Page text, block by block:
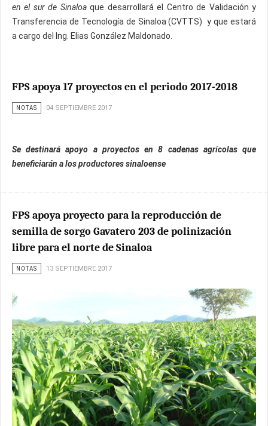
en el sur de Sinaloaque desarrollará el Centro de Validación y
Transferencia de Tecnología de Sinaloa (CVTTS) y que estará
a cargo del Ing. Elias González Maldonado.
FPS apoya 17 proyectos en el periodo 2017-2018
NOTAS 04 SEPTIEMBRE 2017
Se destinará apoyo a proyectos en 8 cadenas agrícolas que
beneficiarán a los productores sinaloense
FPS apoya proyecto para la reproducción de
semilla de sorgo Gavatero 203 de polinización
libre para el norte de Sinaloa
NOTAS 13 SEPTIEMBRE 2017